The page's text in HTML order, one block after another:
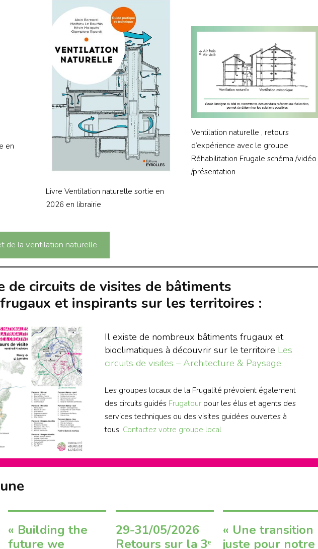
en
Livre Ventilation naturelle sortie en
2026 en librairie
Ventilation naturelle , retours
d’expérience avec le groupe
Réhabilitation Frugale schéma /vidéo
/présentation
de la ventilation naturelle
de circuits de visites de bâtiments
et inspirants sur les territoires :
Il existe de nombreux bâtiments frugaux et
bioclimatiques à découvrir sur le territoire Les
circuits de visites – Architecture & Paysage
Les groupes locaux de la Frugalité prévoient également
des circuits guidés Frugatourpour les élus et agents des
services techniques ou des visites guidées ouvertes à
tous. Contactez votre groupe local
« Building the
future we
29-31/05/2026
Retours sur la 3ᵉ
« Une transition
juste pour notre